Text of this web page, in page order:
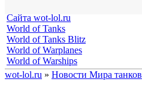
Сайта wot-lol.ru
World of Tanks
World of Tanks Blitz
World of Warplanes
World of Warships
wot-lol.ru » Новости Мира танков